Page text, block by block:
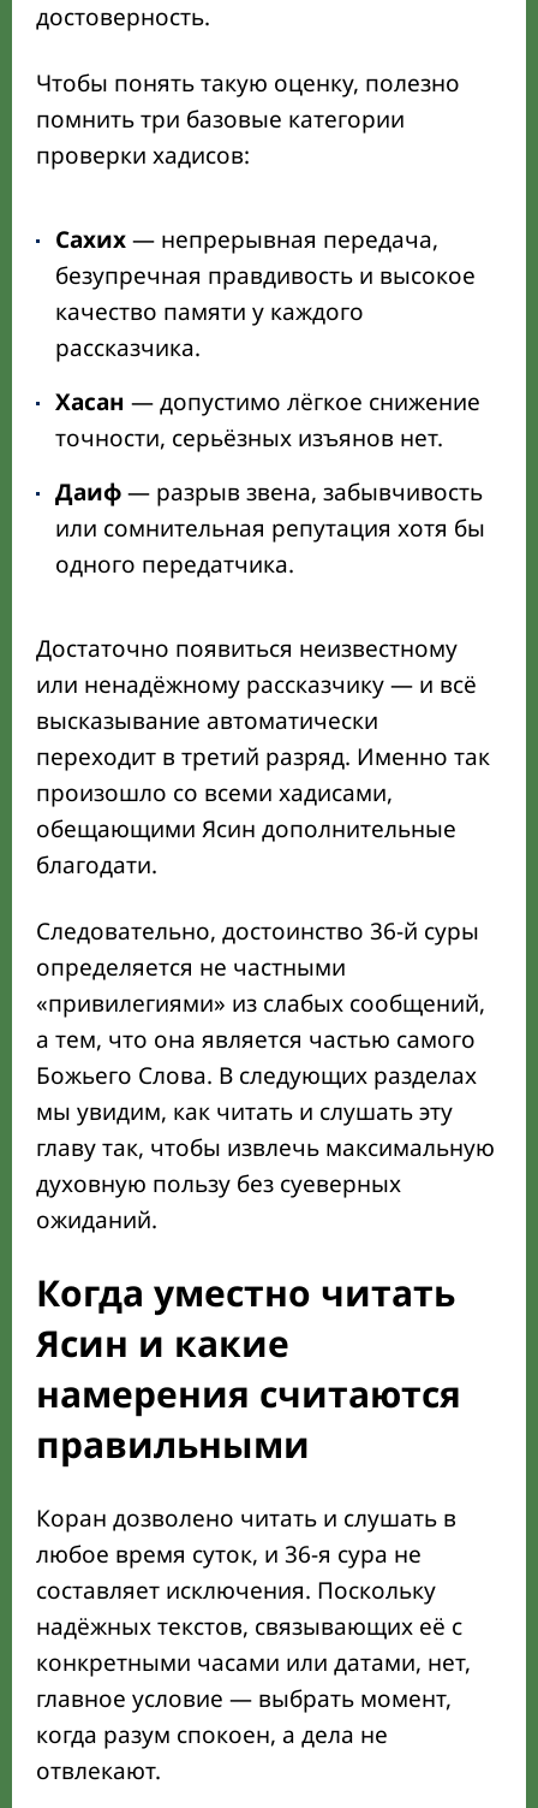
достоверность.
Чтобы понять такую оценку, полезно
помнить три базовые категории
проверки хадисов:
Сахих— непрерывная передача,
безупречная правдивость и высокое
качество памяти у каждого
рассказчика.
Хасан — допустимо лёгкое снижение
точности, серьёзных изъянов нет.
Даиф— разрыв звена, забывчивость
или сомнительная репутация хотя бы
одного передатчика.
Достаточно появиться неизвестному
или ненадёжному рассказчику — и всё
высказывание автоматически
переходит в третий разряд. Именно так
произошло со всеми хадисами,
обещающими Ясин дополнительные
благодати.
Следовательно, достоинство 36-й суры
определяется не частными
«привилегиями» из слабых сообщений,
а тем, что она является частью самого
Божьего Слова. В следующих разделах
мы увидим, как читать и слушать эту
главу так, чтобы извлечь максимальную
духовную пользу без суеверных
ожиданий.
Когда уместно читать
Ясин и какие
намерения считаются
правильными
Коран дозволено читать и слушать в
любое время суток, и 36-я сура не
составляет исключения. Поскольку
надёжных текстов, связывающих её с
конкретными часами или датами, нет,
главное условие — выбрать момент,
когда разум спокоен, а дела не
отвлекают.